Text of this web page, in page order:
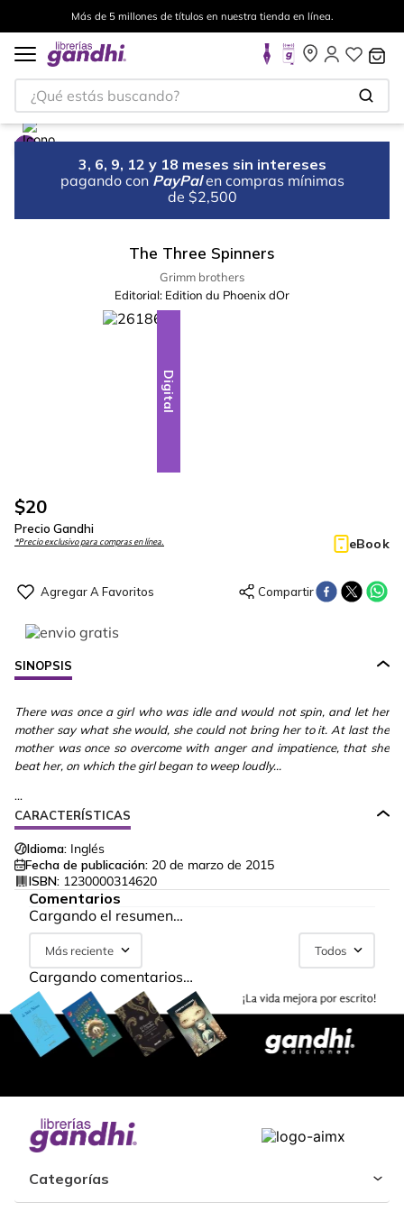
Más de 5 millones de títulos en nuestra tienda en línea.
¿Qué estás buscando?
3, 6, 9, 12 y 18 meses sin intereses
pagando con PayPal en compras mínimas
de $2,500
The Three Spinners
Grimm brothers
Editorial: Edition du Phoenix dOr
Digital
$20
Precio Gandhi
*Precio exclusivo para compras en línea. eBook
SINOPSIS
There was once a girl who was idle and would not spin, and let her
mother say what she would, she could not bring her to it. At last the
mother was once so overcome with anger and impatience, that she
beat her, on which the girl began to weep loudly...
...
CARACTERÍSTICAS
Idioma: Inglés
Fecha de publicación: 20 de marzo de 2015
ISBN: 1230000314620
Comentarios
Cargando el resumen…
Más reciente Todos
Cargando comentarios…
Categorías